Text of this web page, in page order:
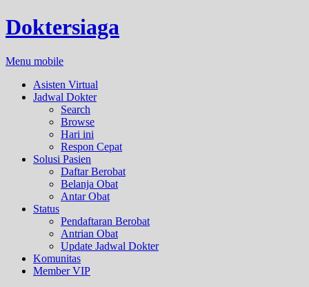
Doktersiaga
Menu mobile
Asisten Virtual
Jadwal Dokter
Search
Browse
Hari ini
Respon Cepat
Solusi Pasien
Daftar Berobat
Belanja Obat
Antar Obat
Status
Pendaftaran Berobat
Antrian Obat
Update Jadwal Dokter
Komunitas
Member VIP